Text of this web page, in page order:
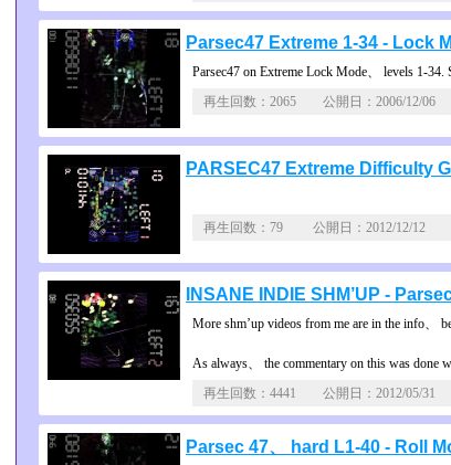
Parsec47 Extreme 1-34 - Lock
Parsec47 on Extreme Lock Mode、 levels 1-34.
再生回数：2065 公開日：2006/12/
PARSEC47 Extreme Difficulty
再生回数：79 公開日：2012/12/
INSANE INDIE SHM’UP -
More shm’up videos from me are in the info、
As always、 the commentary on this was done
再生回数：4441 公開日：2012/05/
Parsec 47、 hard L1-40 - Roll